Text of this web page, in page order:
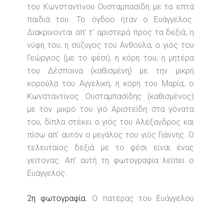
του Κωνσταντίνου Ουσταμπασίδη με τα επτά
παιδιά του. Το όγδοο ήταν ο Ευάγγελος.
Διακρίνονται απ' τ' αριστερά προς τα δεξιά, η
νύφη του, η σύζυγος του Ανθούλα, ο γιός του
Γεώργιος (με το φέσι), η κόρη του, η μητέρα
του Δέσποινα (καθισμένη) με την μικρή
κορούλα του Αγγελική, η κόρη του Μαρία, ο
Κωνσταντίνος Ουσταμπασίδης (καθισμένος)
με τον μικρό του γιό Αριστείδη στα γόνατα
του, δίπλα στέκει ο γιός του Αλέξανδρος και
πίσω απ' αυτόν ο μεγάλος του γιός Γιάννης. Ο
τελευταίος δεξιά με το φέσι είναι ένας
γείτονας. Απ' αυτή τη φωτογραφία λείπει ο
Ευάγγελος.
2η φωτογραφία. Ο πατέρας του Ευάγγελου